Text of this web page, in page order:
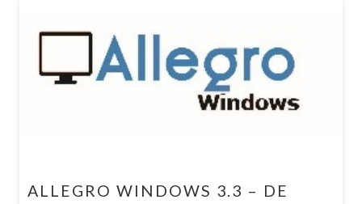
ALLEGRO WINDOWS 3.3 – DE